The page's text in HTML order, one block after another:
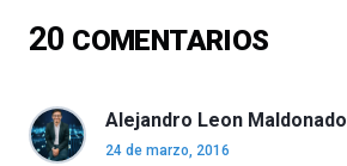
16
4
de
20 COMENTARIOS
Alejandro Leon Maldonado
24 de marzo, 2016